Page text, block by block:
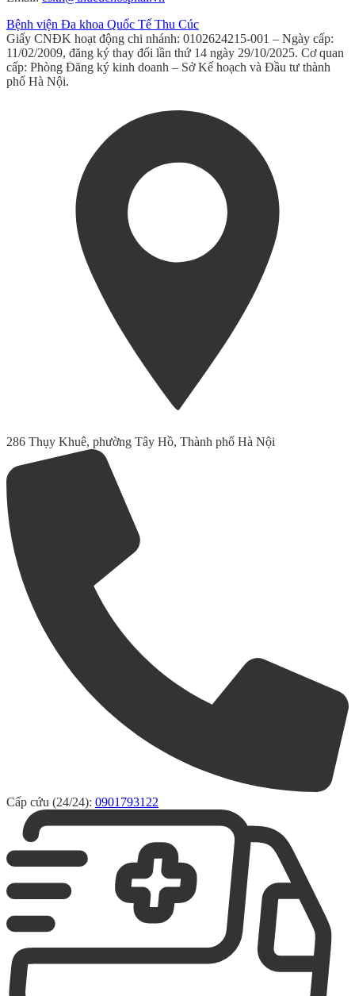
Bệnh viện Đa khoa Quốc Tế Thu Cúc
Giấy CNĐK hoạt động chi nhánh: 0102624215-001 – Ngày cấp:
11/02/2009, đăng ký thay đổi lần thứ 14 ngày 29/10/2025. Cơ quan
cấp: Phòng Đăng ký kinh doanh – Sở Kế hoạch và Đầu tư thành
phố Hà Nội.
286 Thụy Khuê, phường Tây Hồ, Thành phố Hà Nội
Cấp cứu (24/24): 0901793122